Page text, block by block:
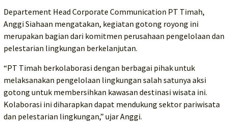
Departement Head Corporate Communication PT Timah,
Anggi Siahaan mengatakan, kegiatan gotong royong ini
merupakan bagian dari komitmen perusahaan pengelolaan dan
pelestarian lingkungan berkelanjutan.
“PT Timah berkolaborasi dengan berbagai pihak untuk
melaksanakan pengelolaan lingkungan salah satunya aksi
gotong untuk membersihkan kawasan destinasi wisata ini.
Kolaborasi ini diharapkan dapat mendukung sektor pariwisata
dan pelestarian lingkungan,” ujar Anggi.